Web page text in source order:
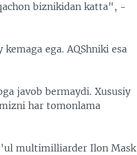
biznikidan katta", -
ega. AQShniki esa
javob bermaydi. Xususiy
har tomonlama
multimilliarder Ilon Mask